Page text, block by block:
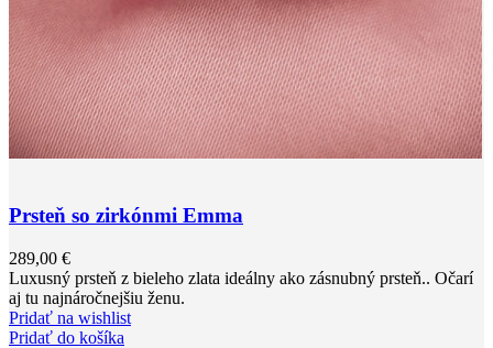
Prsteň so zirkónmi Emma
289,00 €
Luxusný prsteň z bieleho zlata ideálny ako zásnubný prsteň.. Očarí
aj tu najnáročnejšiu ženu.
Pridať na wishlist
Pridať do košíka